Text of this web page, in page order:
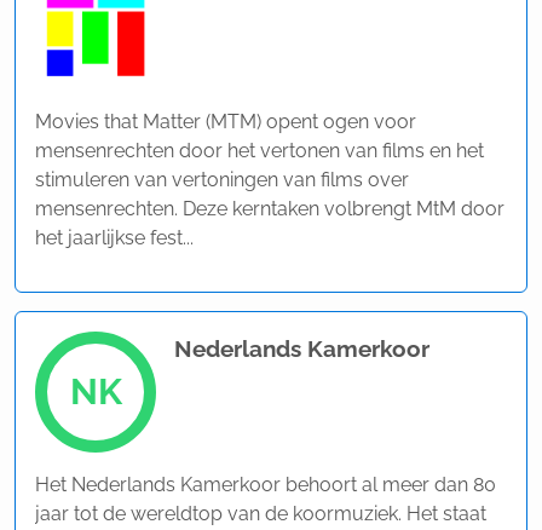
Movies that Matter (MTM) opent ogen voor
mensenrechten door het vertonen van films en het
stimuleren van vertoningen van films over
mensenrechten. Deze kerntaken volbrengt MtM door
het jaarlijkse fest...
NK
Nederlands Kamerkoor
Het Nederlands Kamerkoor behoort al meer dan 80
jaar tot de wereldtop van de koormuziek. Het staat